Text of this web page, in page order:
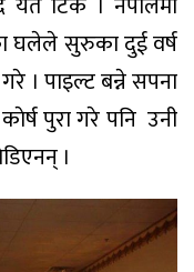
घलेले सुरुका दुई वर्ष
। पाइल्ट बन्ने सपना
पुरा गरे पनि उनी
।